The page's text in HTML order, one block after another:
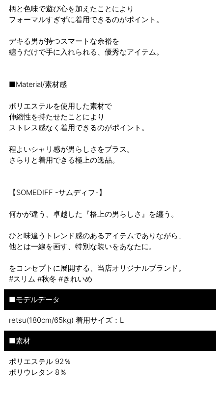
柄と色味で遊び心を加えたことにより
フォーマルすぎずに着用できるのがポイント。
デキる男が持つスマートな余裕を
纏うだけで手に入れられる、優秀なアイテム。
■Material/素材感
ポリエステルを使用した素材で
伸縮性を持たせたことにより
ストレス感なく着用できるのがポイント。
程よいシャリ感が男らしさをプラス。
さらりと着用できる極上の逸品。
【SOMEDIFF -サムディフ-】
何かが違う、卓越した『格上の男らしさ』を纏う。
ひと味違うトレンド感のあるアイテムでありながら、
他とは一線を画す、特別な装いをあなたに。
をコンセプトに展開する、当店オリジナルブランド。
#スリム #秋冬 #きれいめ
■モデルデータ
retsu(180cm/65kg) 着用サイズ：L
■素材
ポリエステル 92％
ポリウレタン 8％